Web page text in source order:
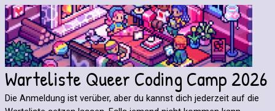
Warteliste Queer Coding Camp 2026
Die Anmeldung ist verüber, aber du kannst dich jederzeit auf die